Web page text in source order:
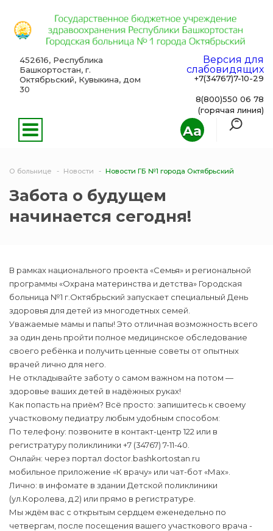
Aa
452616, Республика
Башкортостан, г.
Октябрьский, Кувыкина, дом
30
Версия для
слабовидящих
+7(34767)7-10-29
8(800)550 06 78
(горячая линия)
О больнице Новости Новости ГБ №1 города Октябрьский
Забота о будущем
начинается сегодня!
В рамках национального проекта «Семья» и региональной
программы «Охрана материнства и детства» Городская
больница №1 г.Октябрьский запускает специальный День
здоровья для детей из многодетных семей.
Уважаемые мамы и папы! Это отличная возможность всего
за один день пройти полное медицинское обследование
своего ребёнка и получить ценные советы от опытных
врачей лично для него.
Не откладывайте заботу о самом важном на потом —
здоровье ваших детей в надёжных руках!
Как попасть на приём? Всё просто: запишитесь к своему
участковому педиатру любым удобным способом:
По телефону: позвоните в контакт-центр 122 или в
регистратуру поликлиники +7 (34767) 7-11-40.
Онлайн: через портал doctor.bashkortostan.ru
мобильное приложение «К врачу» или чат-бот «Мах».
Лично: в инфомате в здании Детской поликлиники
(ул.Королева, д.2) или прямо в регистратуре.
Мы ждём вас с открытым сердцем еженедельно по
четвергам, после посещения вашего участкового врача -